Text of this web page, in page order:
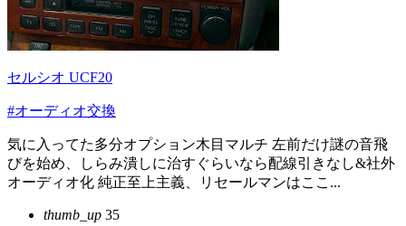
セルシオ UCF20
#オーディオ交換
気に入ってた多分オプション木目マルチ 左前だけ謎の音飛
びを始め、しらみ潰しに治すぐらいなら配線引きなし&社外
オーディオ化 純正至上主義、リセールマンはここ...
thumb_up 35